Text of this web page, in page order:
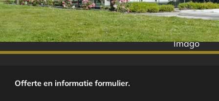
Imago
Offerte en informatie formulier.